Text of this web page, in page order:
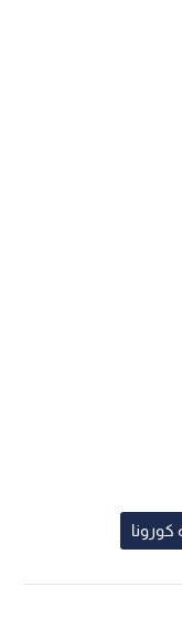
كورونا